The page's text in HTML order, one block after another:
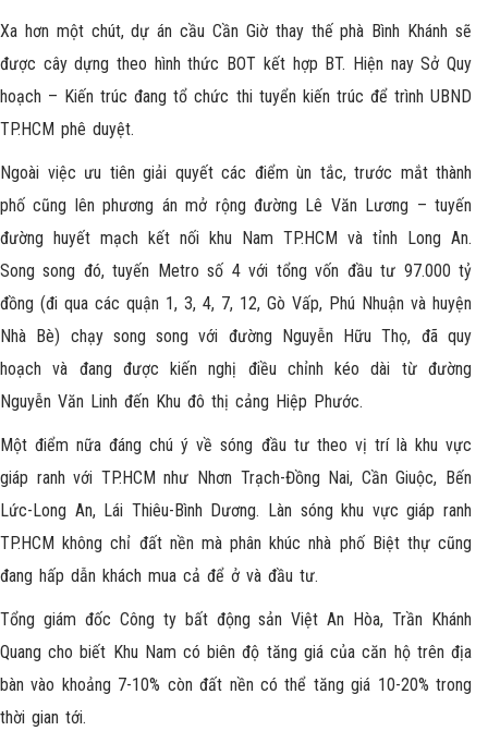
Xa hơn một chút, dự án cầu Cần Giờ thay thế phà Bình Khánh sẽ
được cây dựng theo hình thức BOT kết hợp BT. Hiện nay Sở Quy
hoạch – Kiến trúc đang tổ chức thi tuyển kiến trúc để trình UBND
TP.HCM phê duyệt.
Ngoài việc ưu tiên giải quyết các điểm ùn tắc, trước mắt thành
phố cũng lên phương án mở rộng đường Lê Văn Lương – tuyến
đường huyết mạch kết nối khu Nam TP.HCM và tỉnh Long An.
Song song đó, tuyến Metro số 4 với tổng vốn đầu tư 97.000 tỷ
đồng (đi qua các quận 1, 3, 4, 7, 12, Gò Vấp, Phú Nhuận và huyện
Nhà Bè) chạy song song với đường Nguyễn Hữu Thọ, đã quy
hoạch và đang được kiến nghị điều chỉnh kéo dài từ đường
Nguyễn Văn Linh đến Khu đô thị cảng Hiệp Phước.
Một điểm nữa đáng chú ý về sóng đầu tư theo vị trí là khu vực
giáp ranh với TP.HCM như Nhơn Trạch-Đồng Nai, Cần Giuộc, Bến
Lức-Long An, Lái Thiêu-Bình Dương. Làn sóng khu vực giáp ranh
TP.HCM không chỉ đất nền mà phân khúc nhà phố Biệt thự cũng
đang hấp dẫn khách mua cả để ở và đầu tư.
Tổng giám đốc Công ty bất động sản Việt An Hòa, Trần Khánh
Quang cho biết Khu Nam có biên độ tăng giá của căn hộ trên địa
bàn vào khoảng 7-10% còn đất nền có thể tăng giá 10-20% trong
thời gian tới.